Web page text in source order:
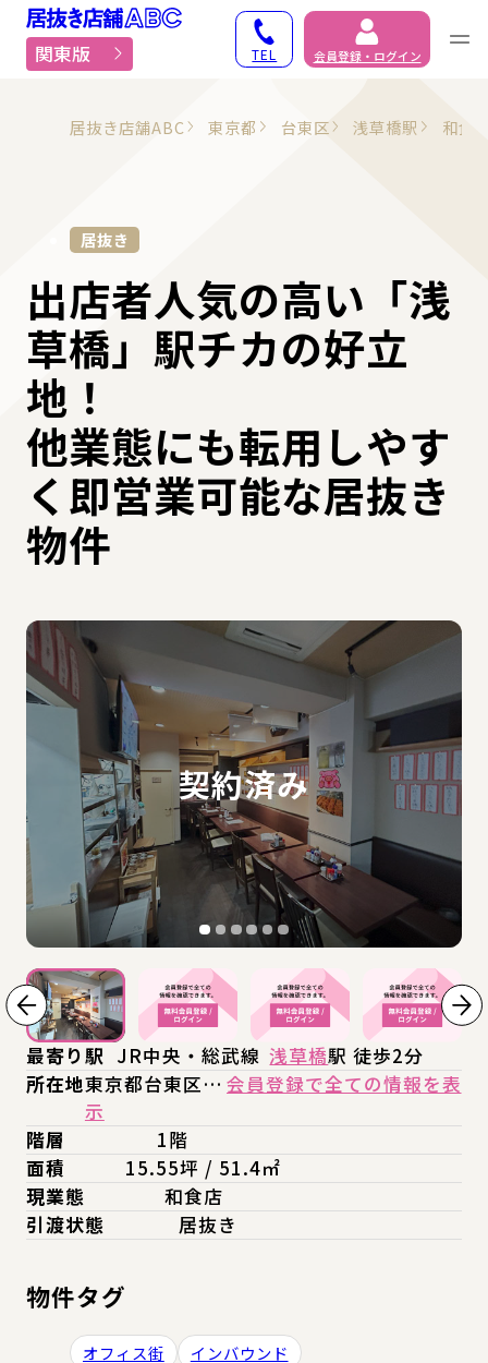
居抜き物件・貸店舗で
関東版 TEL 会員登録・ログイン
居抜き店舗ABC 東京都 台東区 浅草橋駅 和食
居抜き
出店者⼈気の高い「浅
草橋」駅チカの好立
地！
他業態にも転用しやす
く即営業可能な居抜き
物件
最寄り駅 JR中央・総武線 浅草橋駅 徒歩2分
所在地東京都台東区… 会員登録で全ての情報を表
示
階層
1階
面積
15.55坪 / 51.4㎡
現業態
和食店
引渡状態
居抜き
物件タグ
オフィス街
インバウンド